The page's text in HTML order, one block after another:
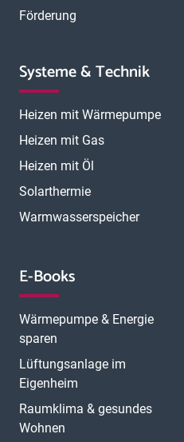
Förderung
Systeme & Technik
Heizen mit Wärmepumpe
Heizen mit Gas
Heizen mit Öl
Solarthermie
Warmwasserspeicher
E-Books
Wärmepumpe & Energie
sparen
Lüftungsanlage im
Eigenheim
Raumklima & gesundes
Wohnen